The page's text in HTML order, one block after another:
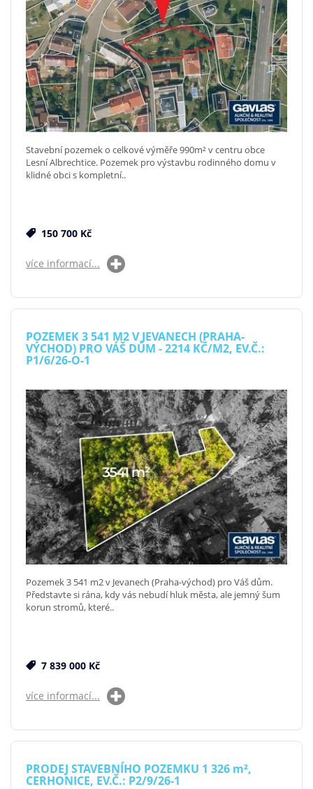
Stavební pozemek o celkové výměře 990m² v centru obce
Lesní Albrechtice. Pozemek pro výstavbu rodinného domu v
klidné obci s kompletní..
150 700 Kč
více informací...
POZEMEK 3 541 M2 V JEVANECH (PRAHA-
VÝCHOD) PRO VÁŠ DŮM - 2214 KČ/M2, EV.Č.:
P1/6/26-O-1
Pozemek 3 541 m2 v Jevanech (Praha-východ) pro Váš dům.
Představte si rána, kdy vás nebudí hluk města, ale jemný šum
korun stromů, které..
7 839 000 Kč
více informací...
PRODEJ STAVEBNÍHO POZEMKU 1 326 m²,
CERHONICE, EV.Č.: P2/9/26-1